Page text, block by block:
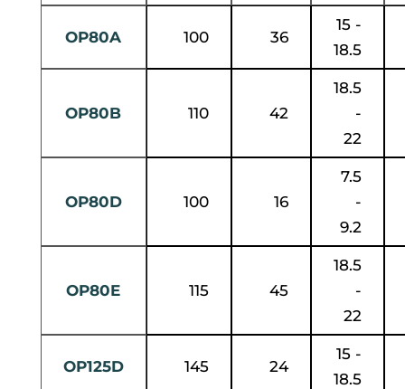
OP80A 100 36
15 -
18.5
OP80B 110 42
18.5
-
22
OP80D 100 16
7.5
-
9.2
OP80E 115 45
18.5
-
22
OP125D 145 24
15 -
18.5